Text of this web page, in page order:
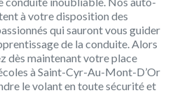
à votre disposition des
qui sauront vous guider
de la conduite. Alors
dès maintenant votre place
à Saint-Cyr-Au-Mont-D’Or
le volant en toute sécurité et